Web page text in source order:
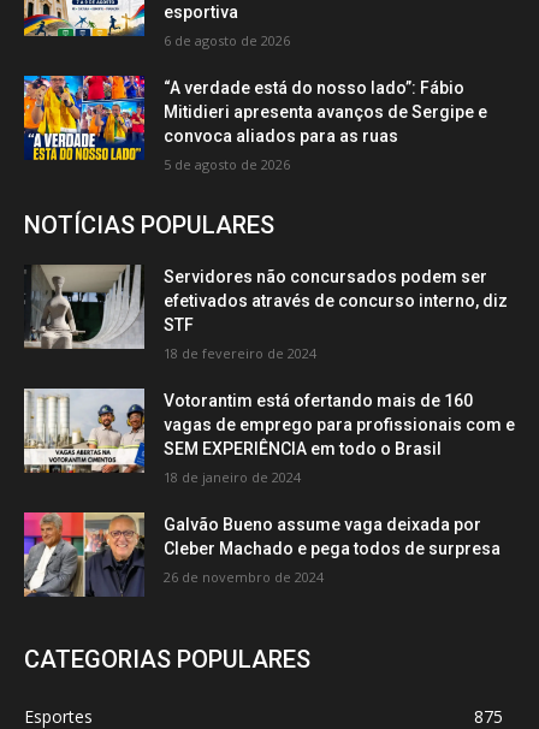
esportiva
6 de agosto de 2026
“A verdade está do nosso lado”: Fábio
Mitidieri apresenta avanços de Sergipe e
convoca aliados para as ruas
5 de agosto de 2026
NOTÍCIAS POPULARES
Servidores não concursados podem ser
efetivados através de concurso interno, diz
STF
18 de fevereiro de 2024
Votorantim está ofertando mais de 160
vagas de emprego para profissionais com e
SEM EXPERIÊNCIA em todo o Brasil
18 de janeiro de 2024
Galvão Bueno assume vaga deixada por
Cleber Machado e pega todos de surpresa
26 de novembro de 2024
CATEGORIAS POPULARES
Esportes
875